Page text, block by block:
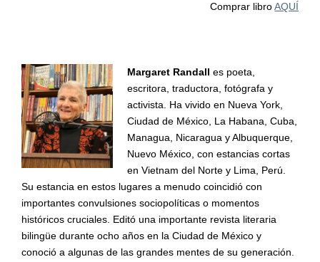
Comprar libroAQUÍ
Margaret Randall es poeta,
escritora, traductora, fotógrafa y
activista. Ha vivido en Nueva York,
Ciudad de México, La Habana, Cuba,
Managua, Nicaragua y Albuquerque,
Nuevo México, con estancias cortas
en Vietnam del Norte y Lima, Perú.
Su estancia en estos lugares a menudo coincidió con
importantes convulsiones sociopolíticas o momentos
históricos cruciales. Editó una importante revista literaria
bilingüe durante ocho años en la Ciudad de México y
conoció a algunas de las grandes mentes de su generación.